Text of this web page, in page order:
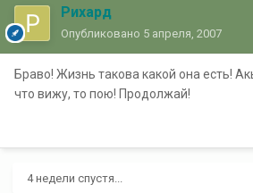
Рихард
Опубликовано 5 апреля, 2007
Браво! Жизнь такова какой она есть!
что вижу, то пою! Продолжай!
4 недели спустя...